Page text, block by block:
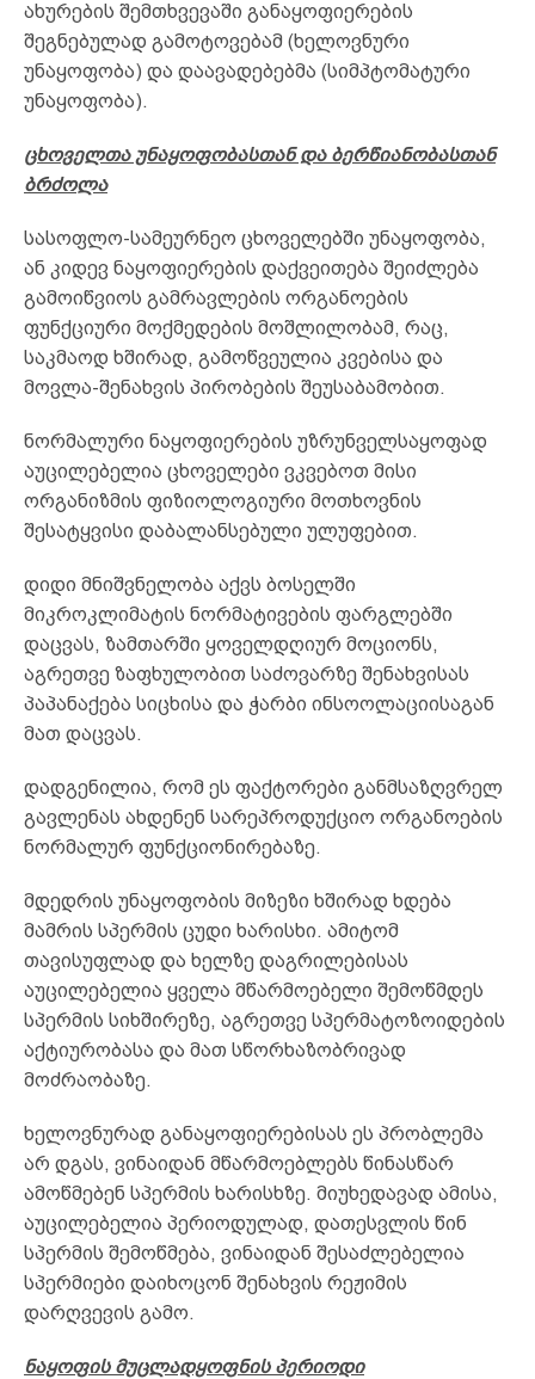
ახურების შემთხვევაში განაყოფიერების
შეგნებულად გამოტოვებამ (ხელოვნური
უნაყოფობა) და დაავადებებმა (სიმპტომატური
უნაყოფობა).
ცხოველთა უნაყოფობასთან და ბერწიანობასთან
ბრძოლა
სასოფლო-სამეურნეო ცხოველებში უნაყოფობა,
ან კიდევ ნაყოფიერების დაქვეითება შეიძლება
გამოიწვიოს გამრავლების ორგანოების
ფუნქციური მოქმედების მოშლილობამ, რაც,
საკმაოდ ხშირად, გამოწვეულია კვებისა და
მოვლა-შენახვის პირობების შეუსაბამობით.
ნორმალური ნაყოფიერების უზრუნველსაყოფად
აუცილებელია ცხოველები ვკვებოთ მისი
ორგანიზმის ფიზიოლოგიური მოთხოვნის
შესატყვისი დაბალანსებული ულუფებით.
დიდი მნიშვნელობა აქვს ბოსელში
მიკროკლიმატის ნორმატივების ფარგლებში
დაცვას, ზამთარში ყოველდღიურ მოციონს,
აგრეთვე ზაფხულობით საძოვარზე შენახვისას
პაპანაქება სიცხისა და ჭარბი ინსოოლაციისაგან
მათ დაცვას.
დადგენილია, რომ ეს ფაქტორები განმსაზღვრელ
გავლენას ახდენენ სარეპროდუქციო ორგანოების
ნორმალურ ფუნქციონირებაზე.
მდედრის უნაყოფობის მიზეზი ხშირად ხდება
მამრის სპერმის ცუდი ხარისხი. ამიტომ
თავისუფლად და ხელზე დაგრილებისას
აუცილებელია ყველა მწარმოებელი შემოწმდეს
სპერმის სიხშირეზე, აგრეთვე სპერმატოზოიდების
აქტიურობასა და მათ სწორხაზობრივად
მოძრაობაზე.
ხელოვნურად განაყოფიერებისას ეს პრობლემა
არ დგას, ვინაიდან მწარმოებლებს წინასწარ
ამოწმებენ სპერმის ხარისხზე. მიუხედავად ამისა,
აუცილებელია პერიოდულად, დათესვლის წინ
სპერმის შემოწმება, ვინაიდან შესაძლებელია
სპერმიები დაიხოცონ შენახვის რეჟიმის
დარღვევის გამო.
ნაყოფის მუცლადყოფნის პერიოდი